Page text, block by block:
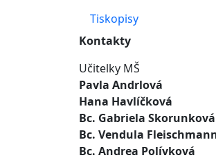
Tiskopisy
Kontakty
Učitelky MŠ
Pavla Andrlová
Hana Havlíčková
Bc. Gabriela Skorunková
Bc. Vendula
Bc. Andrea Polívková